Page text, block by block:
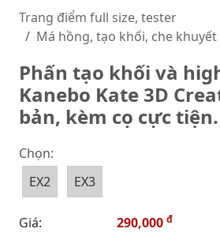
Trang điểm full size, tester
Má hồng, tạo khối, che khuyết
Phấn tạo khối và
Kanebo Kate 3D
bản, kèm cọ cực tiện.
Chọn:
EX2
EX3
Giá: 290,000 đ